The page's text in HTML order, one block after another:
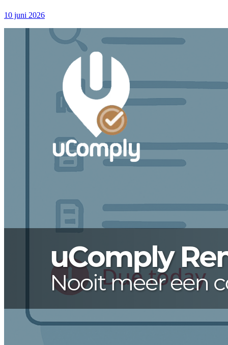
10 juni 2026